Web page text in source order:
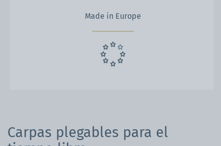
Made in Europe
Carpas plegables para el